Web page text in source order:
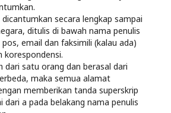
secara lengkap sampai
ditulis di bawah nama penulis
email dan faksimili (kalau ada)
korespondensi.
dari satu orang dan berasal dari
maka semua alamat
memberikan tanda superskrip
dari a pada belakang nama penulis